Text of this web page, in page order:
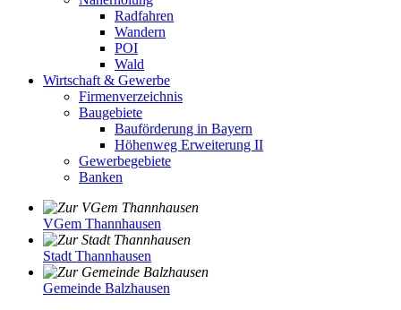
Radfahren
Wandern
POI
Wald
Wirtschaft & Gewerbe
Firmenverzeichnis
Baugebiete
Bauförderung in Bayern
Höhenweg Erweiterung II
Gewerbegebiete
Banken
VGem Thannhausen
Stadt Thannhausen
Gemeinde Balzhausen